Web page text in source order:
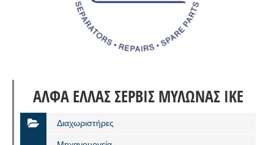
ΑΛΦΑ ΕΛΛΑΣ ΣΕΡΒΙΣ ΜΥΛΩΝΑΣ ΙΚΕ
Διαχωριστήρες